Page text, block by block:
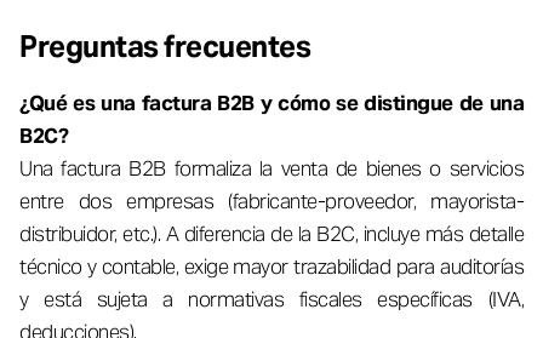
Preguntas frecuentes
¿Qué es una factura B2B y cómo se distingue de una
B2C?
Una factura B2B formaliza la venta de bienes o servicios
entre dos empresas (fabricante-proveedor, mayorista-
distribuidor, etc.). A diferencia de la B2C, incluye más detalle
técnico y contable, exige mayor trazabilidad para auditorías
y está sujeta a normativas fiscales específicas (IVA,
deducciones).